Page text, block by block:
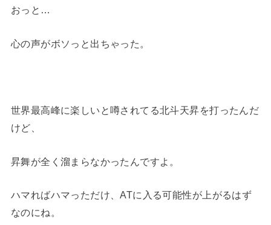
おっと…
心の声がボソっと出ちゃった。
世界最高峰に楽しいと噂されてる北斗天昇を打ったんだ
けど、
昇舞が全く溜まらなかったんですよ。
ハマればハマっただけ、ATに入る可能性が上がるはず
なのにね。